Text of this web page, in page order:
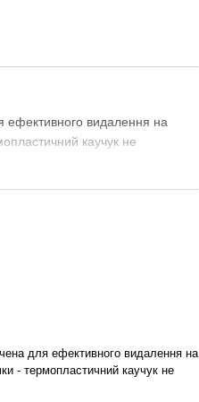
ефективного видалення на
каучук не
для ефективного видалення на
- термопластичний каучук не